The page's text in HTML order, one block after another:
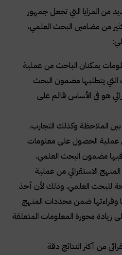
من المزايا التي تجعل جمهور
من مضامين البحث العلمي،
:
يمكنان الباحث من عملية
التي يتطلبها مضمون البحث
هو في الأساس قائم على
بين الملاحظة وكذلك التجارب.
عملية الحصول على معلومات
مضمون البحث العلمي.
الاستقرائي من عملية
للبحث العلمي. وذلك لأن أخذ
وقراءتها ضمن محددات المنهج
زيادة محورة المعلومات المتعلقة
من أكثر النتائج دقة